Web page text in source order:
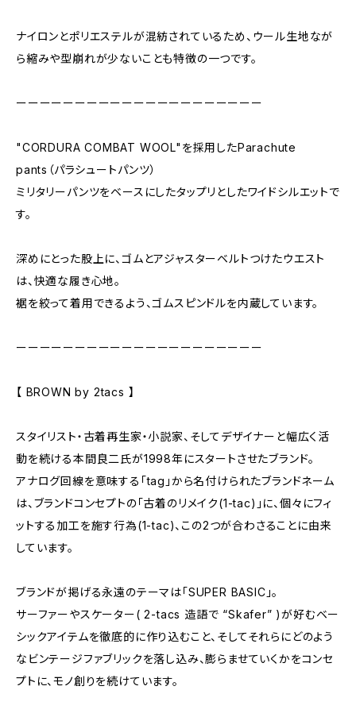
ナイロンとポリエステルが混紡されているため、ウール生地なが
ら縮みや型崩れが少ないことも特徴の一つです。
ーーーーーーーーーーーーーーーーーーーーー
"CORDURA COMBAT WOOL"を採用したParachute
pants（パラシュートパンツ）
ミリタリーパンツをベースにしたタップリとしたワイドシルエットで
す。
深めにとった股上に、ゴムとアジャスターベルトつけたウエスト
は、快適な履き心地。
裾を絞って着用できるよう、ゴムスピンドルを内蔵しています。
ーーーーーーーーーーーーーーーーーーーーー
【 BROWN by 2tacs 】
スタイリスト・古着再生家・小説家、そしてデザイナーと幅広く活
動を続ける本間良二氏が1998年にスタートさせたブランド。
アナログ回線を意味する「tag」から名付けられたブランドネーム
は、ブランドコンセプトの「古着のリメイク(1-tac)」に、個々にフィ
ットする加工を施す行為(1-tac)、この2つが合わさることに由来
しています。
ブランドが掲げる永遠のテーマは「SUPER BASIC」。
サーファーやスケーター( 2-tacs 造語で “Skafer” )が好むベー
シックアイテムを徹底的に作り込むこと、そしてそれらにどのよう
なビンテージファブリックを落し込み、膨らませていくかをコンセ
プトに、モノ創りを続けています。